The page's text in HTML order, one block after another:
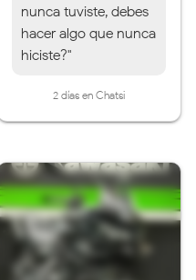
nunca tuviste, debes
hacer algo que nunca
hiciste?"
2 días en Chatsi